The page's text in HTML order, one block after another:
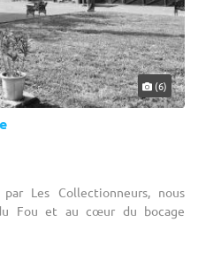
(6)
Les Collectionneurs, nous
Fou et au cœur du bocage